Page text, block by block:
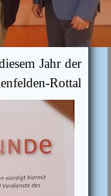
Jahr der
Rottal